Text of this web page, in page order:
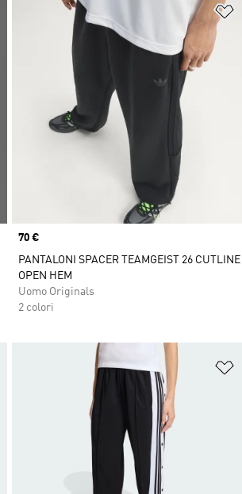
Aggiungi alla lista dei desideri
Price
70 €
PANTALONI SPACER TEAMGEIST 26 CUTLINE
OPEN HEM
Uomo Originals
2 colori
Aggiungi alla lista dei desideri